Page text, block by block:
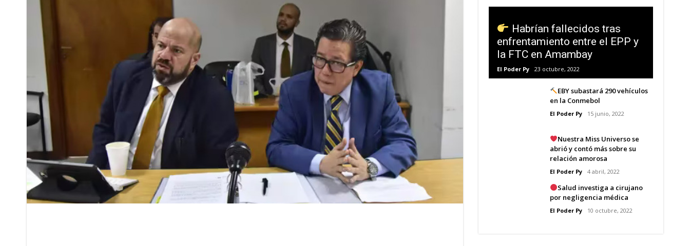
Habrían fallecidos tras
enfrentamiento entre el EPP y
la FTC en Amambay
El Poder Py 23 octubre, 2022
EBY subastará 290 vehículos
en la Conmebol
El Poder Py 15 junio, 2022
Nuestra Miss Universo se
abrió y contó más sobre su
relación amorosa
El Poder Py 4 abril, 2022
Salud investiga a cirujano
por negligencia médica
El Poder Py 10 octubre, 2022